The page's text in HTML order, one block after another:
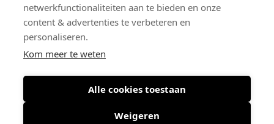
netwerkfunctionaliteiten aan te bieden en onze
content & advertenties te verbeteren en
personaliseren.
Kom meer te weten
Alle cookies toestaan
Weigeren
Veelgestelde vragen
© 2026 West-End BV-Meir 75, 2000 Antwerpen (België)
Algemene voorwaarden